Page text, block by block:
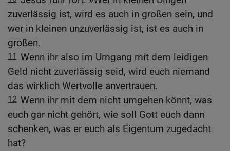
zuverlässig ist, wird es auch in großen sein, und
wer in kleinen unzuverlässig ist, ist es auch in
großen.
11 Wenn ihr also im Umgang mit dem leidigen
Geld nicht zuverlässig seid, wird euch niemand
das wirklich Wertvolle anvertrauen.
12 Wenn ihr mit dem nicht umgehen könnt, was
euch gar nicht gehört, wie soll Gott euch dann
schenken, was er euch als Eigentum zugedacht
hat?